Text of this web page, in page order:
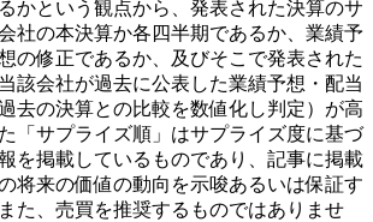
かという観点から、発表された決算のサ
社の本決算か各四半期であるか、業績予
の修正であるか、及びそこで発表された
該会社が過去に公表した業績予想・配当
去の決算との比較を数値化し判定）が高
「サプライズ順」はサプライズ度に基づ
を掲載しているものであり、記事に掲載
将来の価値の動向を示唆あるいは保証す
た、売買を推奨するものではありませ